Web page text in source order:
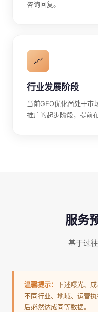
咨询回复。
📈
行业发展阶段
当前GEO优化尚处于市
推广的起步阶段，提前
服务
基于过
温馨提示： 下述曝光、成
不同行业、地域、运营
后必然达成同等数据。